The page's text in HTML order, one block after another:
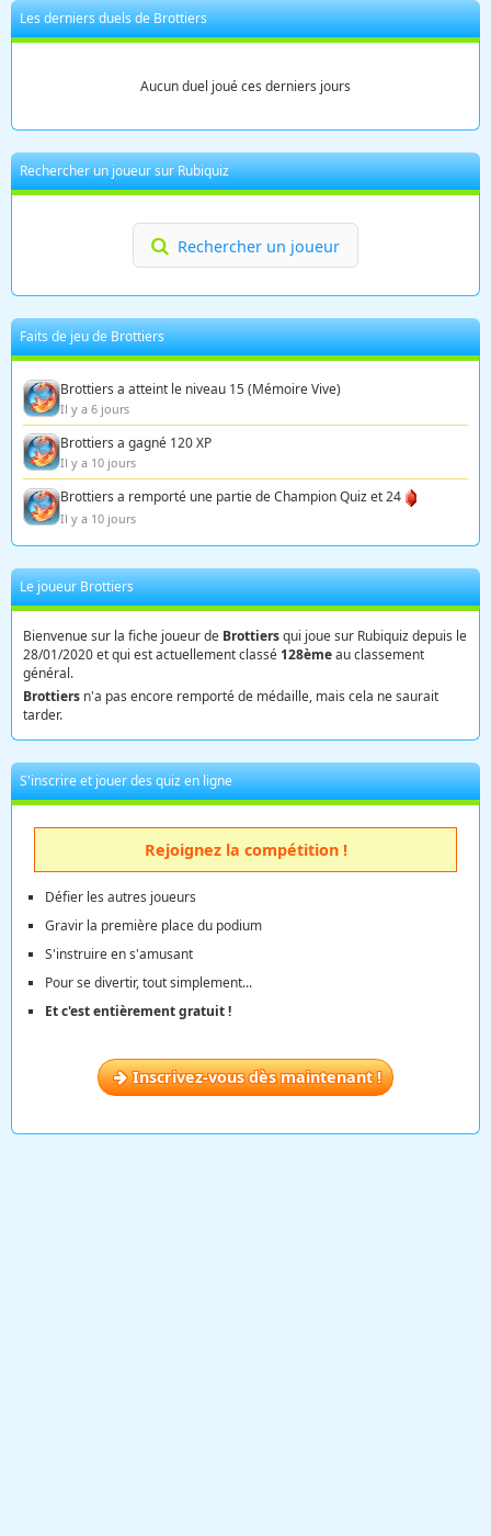
Les derniers duels de Brottiers
Aucun duel joué ces derniers jours
Rechercher un joueur sur Rubiquiz
Rechercher un joueur
Faits de jeu de Brottiers
Brottiers a atteint le niveau 15 (Mémoire Vive)
Il y a 6 jours
Brottiers a gagné 120 XP
Il y a 10 jours
Brottiers a remporté une partie de Champion Quiz et 24
Il y a 10 jours
Le joueur Brottiers
Bienvenue sur la fiche joueur de Brottiersqui joue sur Rubiquiz depuis le
28/01/2020 et qui est actuellement classé 128èmeau classement
général.
Brottiers n'a pas encore remporté de médaille, mais cela ne saurait
tarder.
S'inscrire et jouer des quiz en ligne
Rejoignez la compétition !
Défier les autres joueurs
Gravir la première place du podium
S'instruire en s'amusant
Pour se divertir, tout simplement...
Et c'est entièrement gratuit !
Inscrivez-vous dès maintenant !